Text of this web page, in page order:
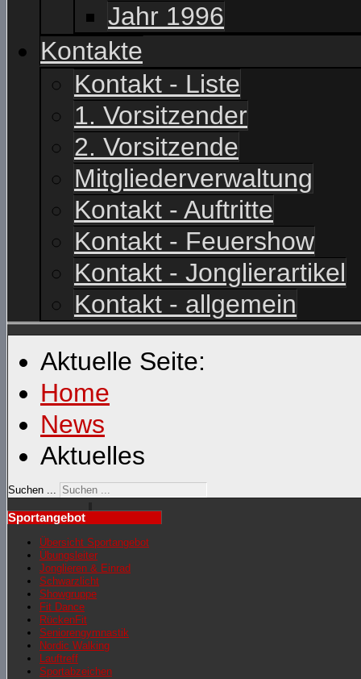
Jahr 1996
Kontakte
Kontakt - Liste
1. Vorsitzender
2. Vorsitzende
Mitgliederverwaltung
Kontakt - Auftritte
Kontakt - Feuershow
Kontakt - Jonglierartikel
Kontakt - allgemein
Aktuelle Seite:
Home
News
Aktuelles
Suchen ...
Sportangebot
Übersicht Sportangebot
Übungsleiter
Jonglieren & Einrad
Schwarzlicht
Showgruppe
Fit Dance
RückenFit
Seniorengymnastik
Nordic Walking
Lauftreff
Sportabzeichen